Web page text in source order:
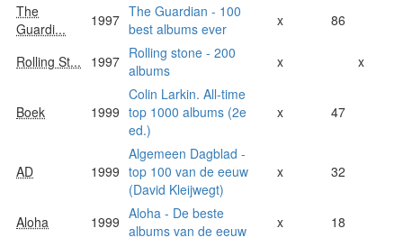
The
Guardi...
1997 The Guardian - 100
best albums ever
x 86
Rolling St... 1997 Rolling stone - 200
albums
x x
Boek 1999
Colin Larkin. All-time
top 1000 albums (2e
ed.)
x 47
AD 1999
Algemeen Dagblad -
top 100 van de eeuw
(David Kleijwegt)
x 32
Aloha 1999 Aloha - De beste
albums van de eeuw
x 18